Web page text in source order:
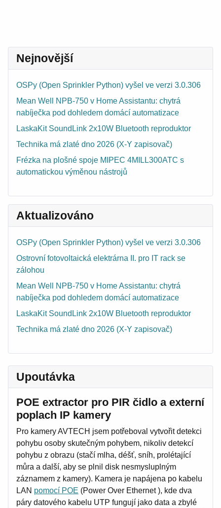
Nejnovější
OSPy (Open Sprinkler Python) vyšel ve verzi 3.0.306
Mean Well NPB-750 v Home Assistantu: chytrá
nabíječka pod dohledem domácí automatizace
LaskaKit SoundLink 2x10W Bluetooth reproduktor
Technika má zlaté dno 2026 (X-Y zapisovač)
Frézka na plošné spoje MIPEC 4MILL300ATC s
automatickou výměnou nástrojů
Aktualizováno
OSPy (Open Sprinkler Python) vyšel ve verzi 3.0.306
Ostrovní fotovoltaická elektrárna II. pro IT rack se
zálohou
Mean Well NPB-750 v Home Assistantu: chytrá
nabíječka pod dohledem domácí automatizace
LaskaKit SoundLink 2x10W Bluetooth reproduktor
Technika má zlaté dno 2026 (X-Y zapisovač)
Upoutávka
POE extractor pro PIR čidlo a externí
poplach IP kamery
Pro kamery AVTECH jsem potřeboval vytvořit detekci
pohybu osoby skutečným pohybem, nikoliv detekcí
pohybu z obrazu (stačí mlha, déšť, sníh, prolétající
můra a další, aby se plnil disk nesmysluplným
záznamem z kamery). Kamera je napájena po kabelu
LAN pomocí POE (Power Over Ethernet ), kde dva
páry datového kabelu UTP fungují jako data a zbylé